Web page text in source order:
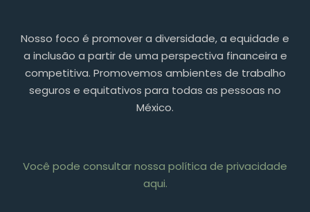
Nosso foco é promover a diversidade, a equidade e
a inclusão a partir de uma perspectiva financeira e
competitiva. Promovemos ambientes de trabalho
seguros e equitativos para todas as pessoas no
México.
Você pode consultar nossa política de privacidade
aqui.